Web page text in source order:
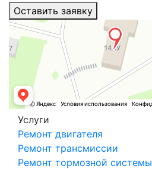
Оставить заявку
Услуги
Ремонт двигателя
Ремонт трансмиссии
Ремонт тормозной системы